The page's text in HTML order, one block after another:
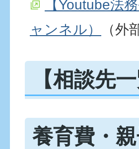
【Youtube法
ャンネル）
（外
【相談先一
養育費・